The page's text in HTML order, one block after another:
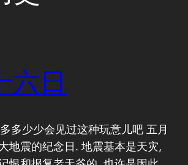
六日
多少少会见过这种玩意儿吧 五月
地震的纪念日. 地震基本是天灾,